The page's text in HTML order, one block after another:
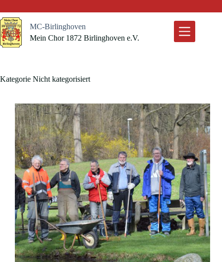
Inhalt
springen
MC-Birlinghoven
Mein Chor 1872 Birlinghoven e.V.
Kategorie Nicht kategorisiert